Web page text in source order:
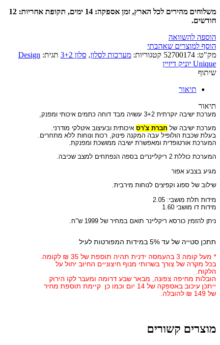
משלוחים מהירים לכל הארץ, זמן אספקה: 14 ימים, תקופת אחריות: 12
חודשים.
הוספה להשוואה
הוסף למוצרים שאהבתי
מק"ט: 52700174 קטגוריות: מערכות לסלון, סלון 3+2 תגית: Design
Unique יוניק דיזיין
שיתוף
תיאור
תיאור
מערכת ישיבה יוקרתית 3+2 עשויה מבד דוחה כתמים איכותי ומפנק,
מערכת ישיבה של חברת צ'רס איכותית ובעיצוב איטלקי מודרני.
בעלת שכבת הולופיל עבה המקנה פינוק, רכות ונוחות ללא מתחרים.
המערכת אורטופדית ומאפשרת ישיבה ממושכת ומפנקת.
המערכת כוללת 2 ריקליינרים בספה הנפתחים למצב שכיבה.
מגיע בצבע אפור
שילוב של ספוג וקפיצים לנוחות מירבית.
מידות תלת מושבי: 2.05
מידות דו מושבי 1.60
ניתן להזמין כורסא ריקליינר תואם במחיר של 1999 ש"ח.
תתכן סטייה של עד 5% במידות המפורטות לעיל
* מעל קומה 3 בהעמסה ידנית תהיה תוספת של 35 ₪ לקומה.
בכל מקרה של צורך בשרותי מנוף חיצוניים החיוב יחול על
הלקוח.
הובלות מחיפה צפונה, מבאר שבע דרומה ומעבר לקו הירוק
ייתכן עיכוב באספקה של 14 יום וכמו כן קיימת תוספת מחיר
של 149 ₪ להובלה.
מוצרים קשורים